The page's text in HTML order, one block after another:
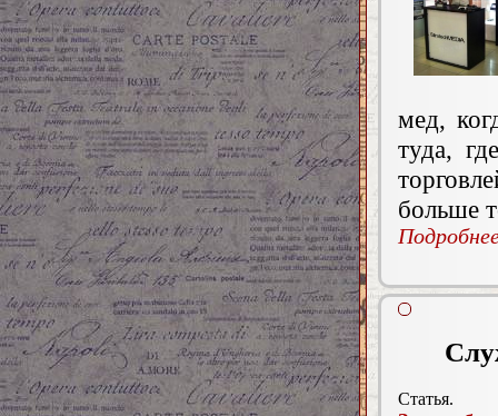
мед,
туда,
больше
Статья.